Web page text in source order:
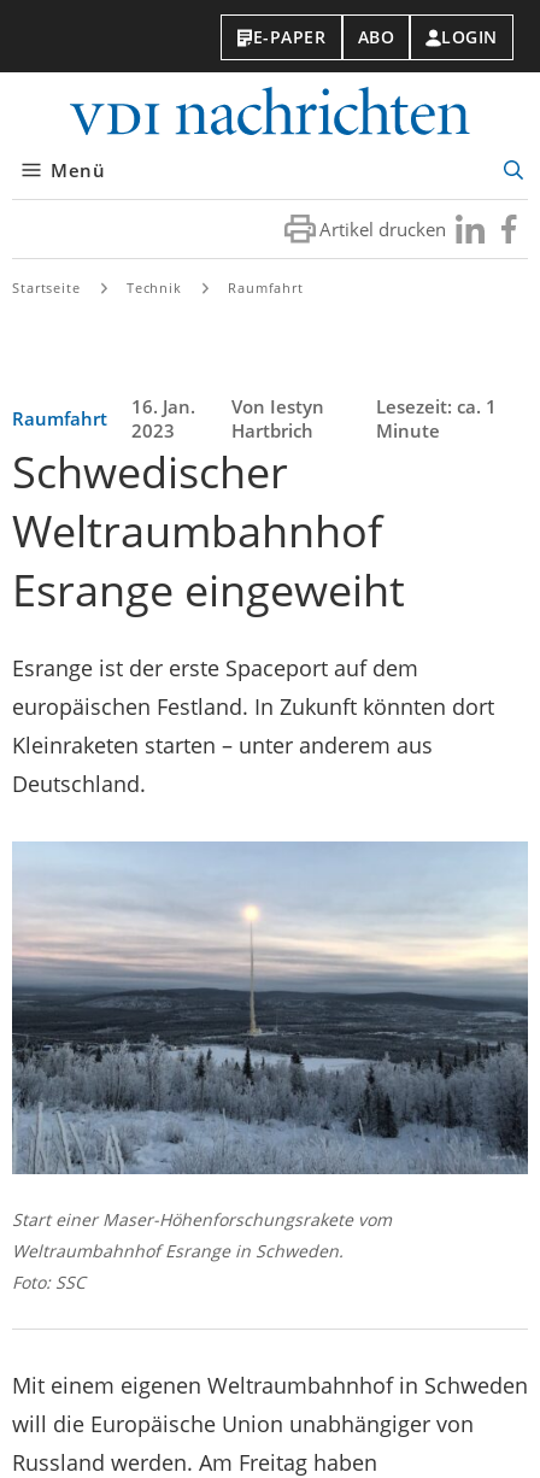
E-PAPER ABO LOGIN
Menü
Artikel drucken Besuchen
Sie
Sie
Startseite Technik Raumfahrt
Raumfahrt
16. Jan.
2023
Von Iestyn
Hartbrich
Lesezeit: ca. 1
Minute
Schwedischer
Weltraumbahnhof
Esrange eingeweiht
Esrange ist der erste Spaceport auf dem
europäischen Festland. In Zukunft könnten dort
Kleinraketen starten – unter anderem aus
Deutschland.
Start einer Maser-Höhenforschungsrakete vom
Weltraumbahnhof Esrange in Schweden.
Foto: SSC
Mit einem eigenen Weltraumbahnhof in Schweden
will die Europäische Union unabhängiger von
Russland werden. Am Freitag haben